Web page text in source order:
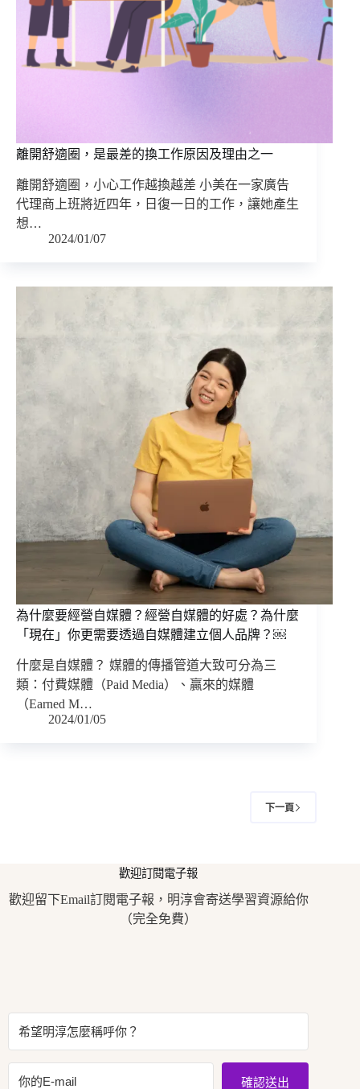
離開舒適圈，是最差的換工作原因及理由之一
離開舒適圈，小心工作越換越差 小美在一家廣告
代理商上班將近四年，日復一日的工作，讓她產生
想…
2024/01/07
為什麼要經營自媒體？經營自媒體的好處？為什麼
「現在」你更需要透過自媒體建立個人品牌？￼
什麼是自媒體？ 媒體的傳播管道大致可分為三
類：付費媒體（Paid Media）、贏來的媒體
（Earned M…
2024/01/05
下一頁
歡迎訂閱電子報
歡迎留下Email訂閱電子報，明淳會寄送學習資源給你
（完全免費）
確認送出